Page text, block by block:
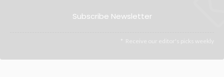
Subscribe Newsletter
Receive our editor's picks weekly